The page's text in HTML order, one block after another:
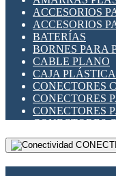
INDICADORES
INTERFACES
LLAVES
MEDIDORES
MOTORES
PANTALLAS
PLC -
RELÉS DE
SENSORES
ACCESORIOS
ACCESORIOS
BATERÍAS
BORNES PARA
CABLE PLANO
CAJA
CONECTORES
CONECTORES
CONECTORES
CONECTORES
CONECTORES
DIP SWITCHES